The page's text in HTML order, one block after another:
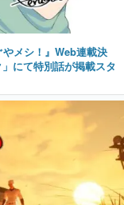
やメシ！』Web連載決
にて特別話が掲載スタ